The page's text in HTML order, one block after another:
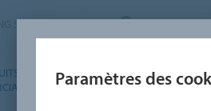
SYSTEMS CANADA
PRODUITS
RÉSIDENTIELS
Paramètres des